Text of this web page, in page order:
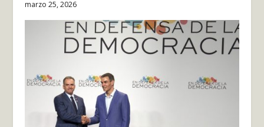
marzo 25, 2026